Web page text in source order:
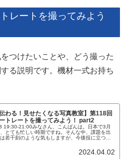
レートを撮ってみよう
つけたいことや、どう撮った
る説明です。機材一式お持ち
伝わる！見せたくなる写真教室】第118回
トレートを撮ってみよう！ part2
19:30-21:00みなさん、こんばんは。日本で3月
とても忙しい時期ですね。そんな中、課題を出
若干刻のような気もしますが、今後役に立つこ
なっております。セルフポートレートで最も難し
これまで、ネイチャーフォトを中心に撮影してき
2024.04.02